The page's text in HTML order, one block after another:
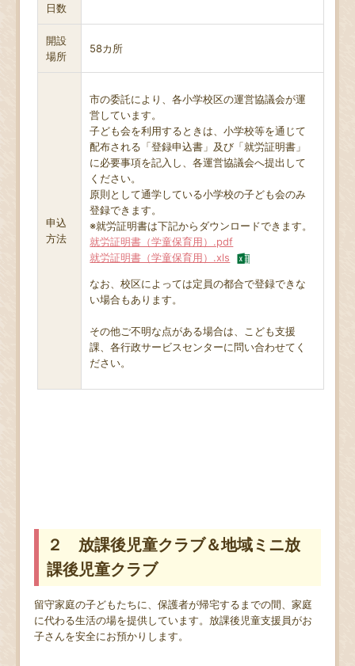
日数
開設
場所
58カ所
申込
方法
市の委託により、各小学校区の運営協議会が運
営しています。
子ども会を利用するときは、小学校等を通じて
配布される「登録申込書」及び「就労証明書」
に必要事項を記入し、各運営協議会へ提出して
ください。
原則として通学している小学校の子ども会のみ
登録できます。
※就労証明書は下記からダウンロードできます。
就労証明書（学童保育用）.pdf
就労証明書（学童保育用）.xls
なお、校区によっては定員の都合で登録できな
い場合もあります。
その他ご不明な点がある場合は、こども支援
課、各行政サービスセンターに問い合わせてく
ださい。
２ 放課後児童クラブ＆地域ミニ放
課後児童クラブ
留守家庭の子どもたちに、保護者が帰宅するまでの間、家庭
に代わる生活の場を提供しています。放課後児童支援員がお
子さんを安全にお預かりします。